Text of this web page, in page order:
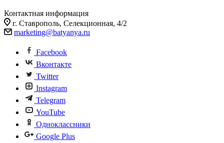
Контактная информация
г. Ставрополь, Селекционная, 4/2
marketing@batyanya.ru
Facebook
Вконтакте
Twitter
Instagram
Telegram
YouTube
Одноклассники
Google Plus